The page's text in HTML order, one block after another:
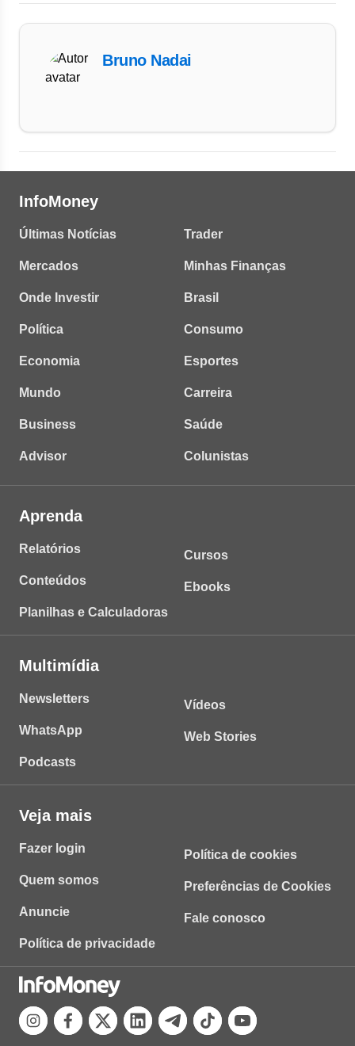
Bruno Nadai
InfoMoney
Últimas Notícias
Mercados
Onde Investir
Política
Economia
Mundo
Business
Advisor
Trader
Minhas Finanças
Brasil
Consumo
Esportes
Carreira
Saúde
Colunistas
Aprenda
Relatórios
Conteúdos
Planilhas e Calculadoras
Cursos
Ebooks
Multimídia
Newsletters
WhatsApp
Podcasts
Vídeos
Web Stories
Veja mais
Fazer login
Quem somos
Anuncie
Política de privacidade
Política de cookies
Preferências de Cookies
Fale conosco